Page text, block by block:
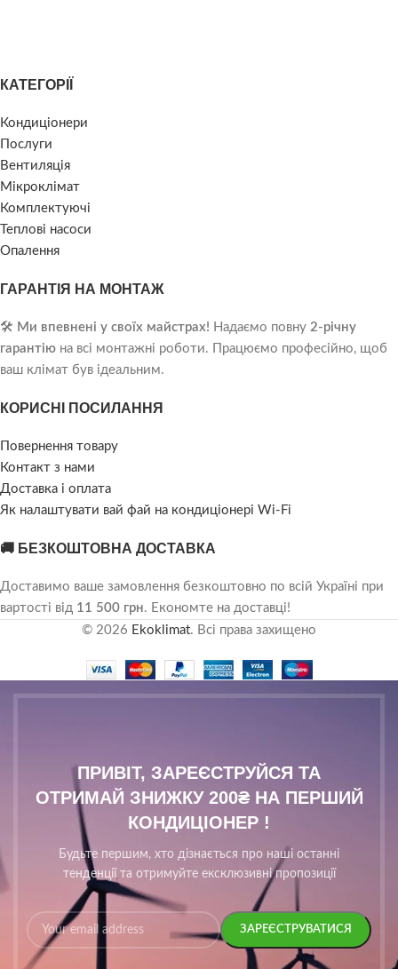
КАТЕГОРІЇ
Кондиціонери
Послуги
Вентиляція
Мікроклімат
Комплектуючі
Теплові насоси
Опалення
ГАРАНТІЯ НА МОНТАЖ
🛠️ Ми впевнені у своїх майстрах! Надаємо повну 2-річну
гарантію на всі монтажні роботи. Працюємо професійно, щоб
ваш клімат був ідеальним.
КОРИСНІ ПОСИЛАННЯ
Повернення товару
Контакт з нами
Доставка і оплата
Як налаштувати вай фай на кондиціонері Wi-Fi
🚚 БЕЗКОШТОВНА ДОСТАВКА
Доставимо ваше замовлення безкоштовно по всій Україні при
вартості від 11 500 грн. Економте на доставці!
© 2026 Ekoklimat. Всі права захищено
ПРИВІТ, ЗАРЕЄСТРУЙСЯ ТА
ОТРИМАЙ ЗНИЖКУ 200₴ НА ПЕРШИЙ
КОНДИЦІОНЕР !
Будьте першим, хто дізнається про наші останні
тенденції та отримуйте ексклюзивні пропозиції